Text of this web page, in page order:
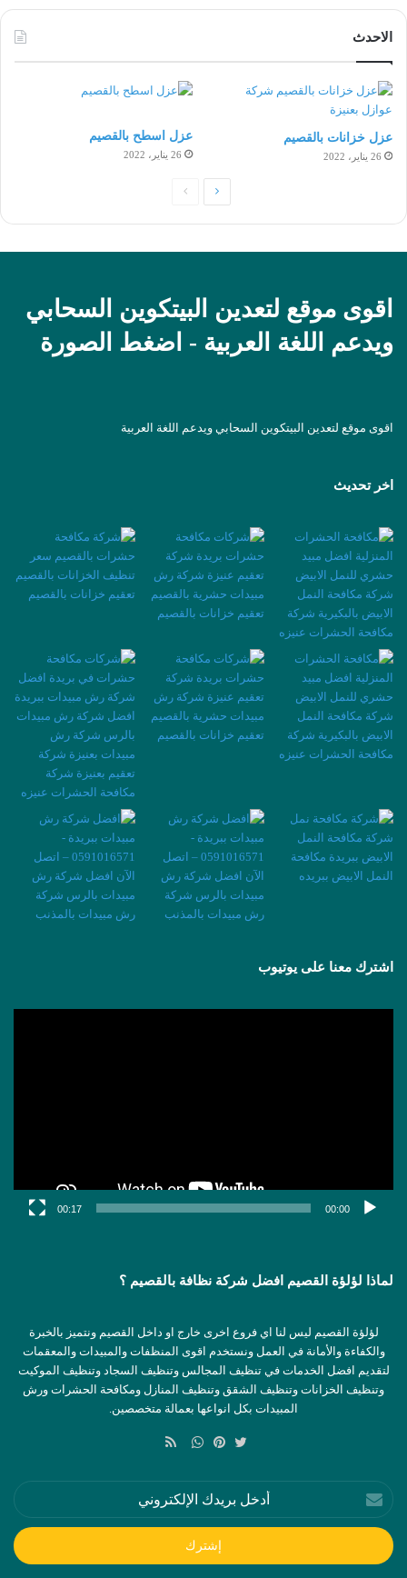
الاحدث
عزل خزانات بالقصيم
26 يناير، 2022
عزل اسطح بالقصيم
26 يناير، 2022
الصفحةالصفحة
اقوى موقع لتعدين البيتكوين السحابي
ويدعم اللغة العربية - اضغط الصورة
اقوى موقع لتعدين البيتكوين السحابي ويدعم اللغة العربية
اخر تحديث
اشترك معنا على يوتيوب
00:00
00:17
لماذا لؤلؤة القصيم افضل شركة نظافة بالقصيم ؟
لؤلؤة القصيم ليس لنا اي فروع اخرى خارج او داخل القصيم ونتميز بالخبرة
والكفاءة والأمانة في العمل ونستخدم اقوى المنظفات والمبيدات والمعقمات
لتقديم افضل الخدمات في تنظيف المجالس وتنظيف السجاد وتنظيف الموكيت
وتنظيف الخزانات وتنظيف الشقق وتنظيف المنازل ومكافحة الحشرات ورش
المبيدات بكل انواعها بعمالة متخصصين.
RSS
أدخل
بريدك
الإلكتروني